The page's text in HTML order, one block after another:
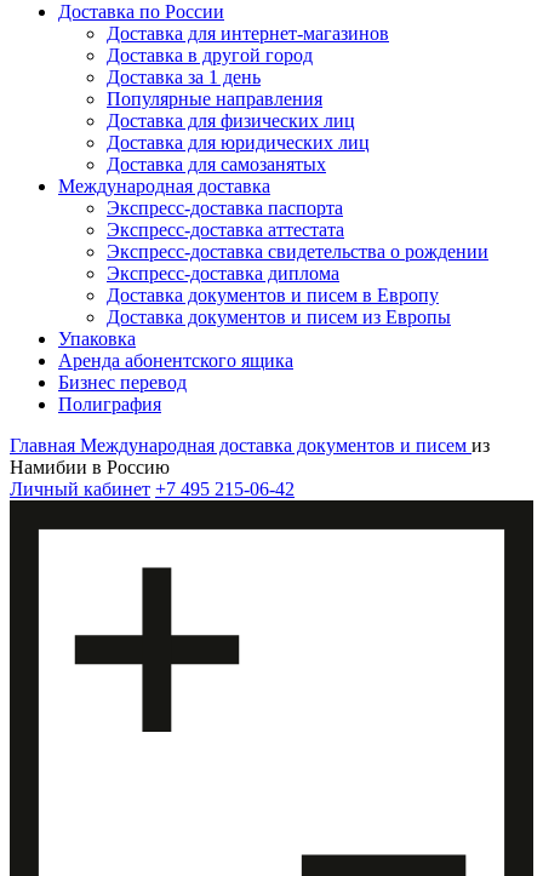
Доставка по России
Доставка для интернет-магазинов
Доставка в другой город
Доставка за 1 день
Популярные направления
Доставка для физических лиц
Доставка для юридических лиц
Доставка для самозанятых
Международная доставка
Экспресс-доставка паспорта
Экспресс-доставка аттестата
Экспресс-доставка свидетельства о рождении
Экспресс-доставка диплома
Доставка документов и писем в Европу
Доставка документов и писем из Европы
Упаковка
Аренда абонентского ящика
Бизнес перевод
Полиграфия
Главная Международная доставка документов и писем из
Намибии в Россию
Личный кабинет +7 495 215-06-42